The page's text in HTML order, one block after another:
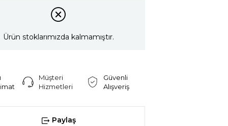
Ürün stoklarımızda kalmamıştır.
Müşteri
Hizmetleri
Güvenli
Alışveriş
Paylaş